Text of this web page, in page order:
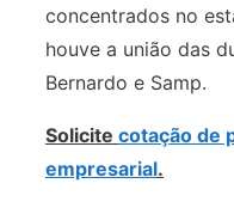
concentrados no
houve a união das
Bernardo e Samp.
Solicite cotação de
empresarial.